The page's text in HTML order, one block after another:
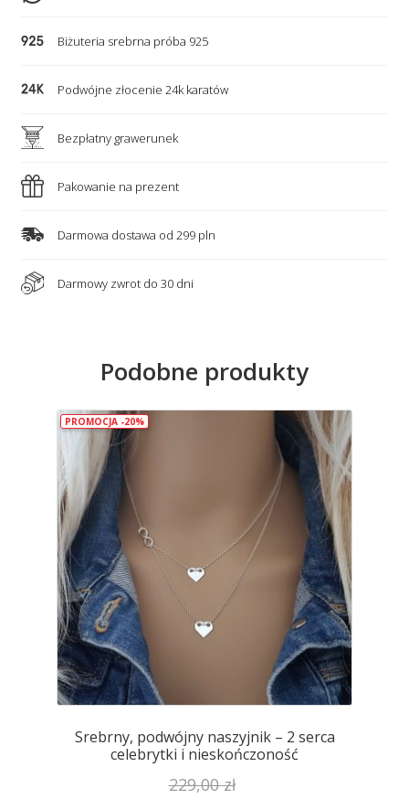
5
serc
nieskończoność
Biżuteria srebrna próba 925
Podwójne złocenie 24k karatów
Bezpłatny grawerunek
Pakowanie na prezent
Darmowa dostawa od 299 pln
Darmowy zwrot do 30 dni
Podobne produkty
PROMOCJA -20%
Srebrny, podwójny naszyjnik – 2 serca
celebrytki i nieskończoność
229,00zł